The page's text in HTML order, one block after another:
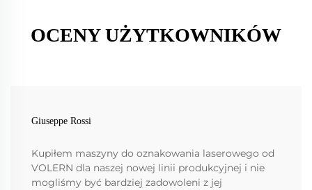
OCENY UŻYTKOWNIKÓW
Giuseppe Rossi
Kupiłem maszyny do oznakowania laserowego od
VOLERN dla naszej nowej linii produkcyjnej i nie
mogliśmy być bardziej zadowoleni z jej